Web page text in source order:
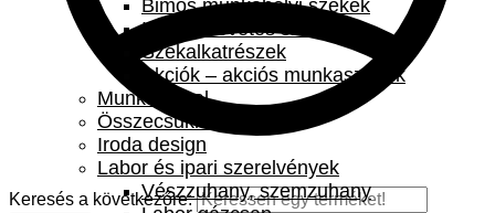
Keresés a következőre:
Bimos munkahelyi székek
Irodai szövetes székek
Székalkatrészek
Akciók – akciós munkaszékek
Munkaasztal
Összecsukható asztal
Iroda design
Labor és ipari szerelvények
Vészzuhany, szemzuhany